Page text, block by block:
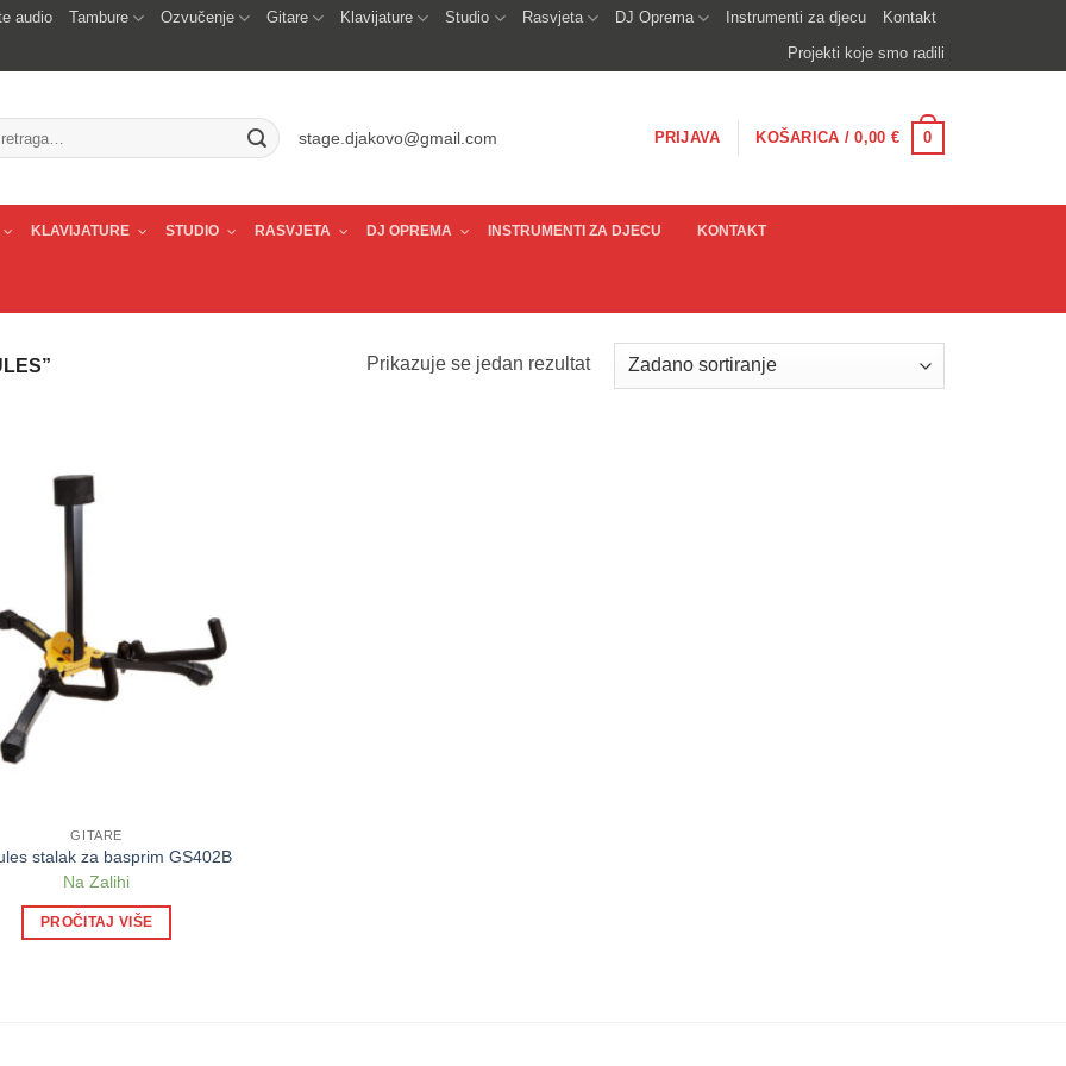
audio Tambure Ozvučenje Gitare Klavijature Studio Rasvjeta DJ Oprema Instrumenti za djecu
Kontakt
Projekti koje smo radili
stage.djakovo@gmail.com PRIJAVA KOŠARICA /0,00 € 0
KLAVIJATURE STUDIO RASVJETA DJ OPREMA INSTRUMENTI ZA DJECU KONTAKT
Prikazuje se jedan rezultat
GITARE
stalak za basprim GS402B
Na Zalihi
PROČITAJ VIŠE